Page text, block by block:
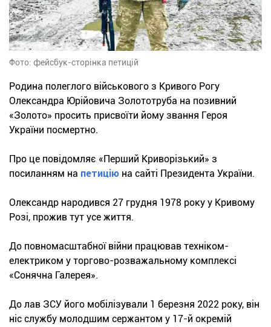
Фото: фейсбук-сторінка петицій
Родина полеглого військового з Кривого Рогу
Олександра Юрійовича Золототруба на позивний
«Золото» просить присвоїти йому звання Героя
України посмертно.
Про це повідомляє «Перший Криворізький» з
посиланням на петицію на сайті Президента України.
Олександр народився 27 грудня 1978 року у Кривому
Розі, прожив тут усе життя.
До повномасштабної війни працював техніком-
електриком у торгово-розважальному комплексі
«Сонячна Галерея».
До лав ЗСУ його мобілізували 1 березня 2022 року, він
ніс службу молодшим сержантом у 17-й окремій